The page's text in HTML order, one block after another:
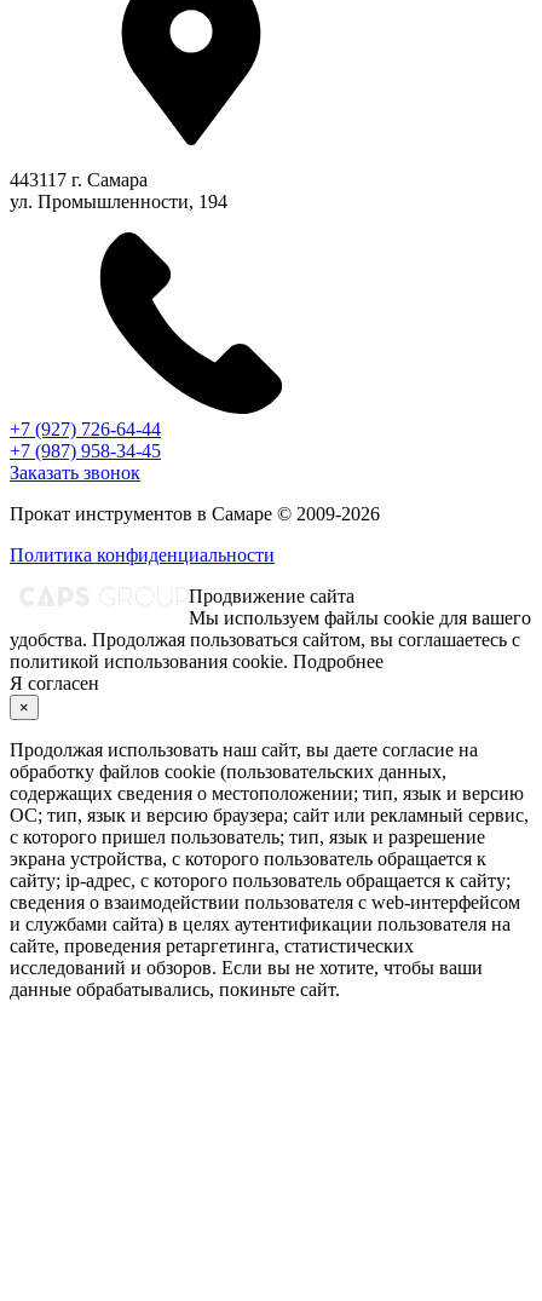
443117 г. Самара
ул. Промышленности, 194
+7 (927) 726-64-44
+7 (987) 958-34-45
Заказать звонок
Прокат инструментов в Самаре © 2009-2026
Политика конфиденциальности
Продвижение сайта
Мы используем файлы cookie для вашего
удобства. Продолжая пользоваться сайтом, вы соглашаетесь с
политикой использования cookie. Подробнее
Я согласен
×
Продолжая использовать наш сайт, вы даете согласие на
обработку файлов cookie (пользовательских данных,
содержащих сведения о местоположении; тип, язык и версию
ОС; тип, язык и версию браузера; сайт или рекламный сервис,
с которого пришел пользователь; тип, язык и разрешение
экрана устройства, с которого пользователь обращается к
сайту; ip-адрес, с которого пользователь обращается к сайту;
сведения о взаимодействии пользователя с web-интерфейсом
и службами сайта) в целях аутентификации пользователя на
сайте, проведения ретаргетинга, статистических
исследований и обзоров. Если вы не хотите, чтобы ваши
данные обрабатывались, покиньте сайт.